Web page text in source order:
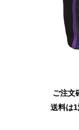
ご注文
送料は1